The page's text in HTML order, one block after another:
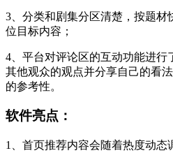
3、分类和剧集分区清楚，按题材
位目标内容；
4、平台对评论区的互动功能进行
其他观众的观点并分享自己的看
的参考性。
软件亮点：
1、首页推荐内容会随着热度动